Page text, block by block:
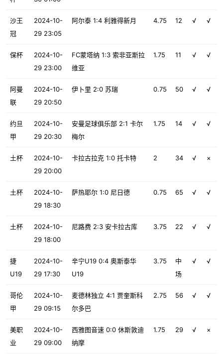
沙王
冠
2024-10-
29 23:05
阿尔泰 1:4 利雅得新月 4.75 12 √ √
保杯
2024-10-
29 23:00
FC蒙塔纳 1:3 索非亚斯拉
维亚
1.75 11 √ √
阿曼
联
2024-10-
29 20:50
伊卜里 2:0 苏瑞 0.75 50 √ √
约旦
甲
2024-10-
29 20:30
安曼足球俱乐部 2:1 卡尔
梅尔
1.75 14 √ √
土杯
2024-10-
29 20:00
卡拉古拉克 1:0 托卡特 2 34 √ ×
土杯
2024-10-
29 18:30
萨热耶尔 1:0 尼日德 0.75 65 √ √
土杯
2024-10-
29 18:00
尼路费 2:3 安卡拉古库 3.75 22 √ √
捷
U19
2024-10-
29 17:30
辛宁U19 0:4 奥斯泰华
U19
3.75
中
场
√ √
哥伦
甲
2024-10-
29 09:15
麦德林独立 4:1 贾奎斯科
尔多巴
2.75 56 √ √
美职
业
2024-10-
29 09:00
西雅图音速 0:0 休斯敦迪
纳摩
1.75 29 √ ×